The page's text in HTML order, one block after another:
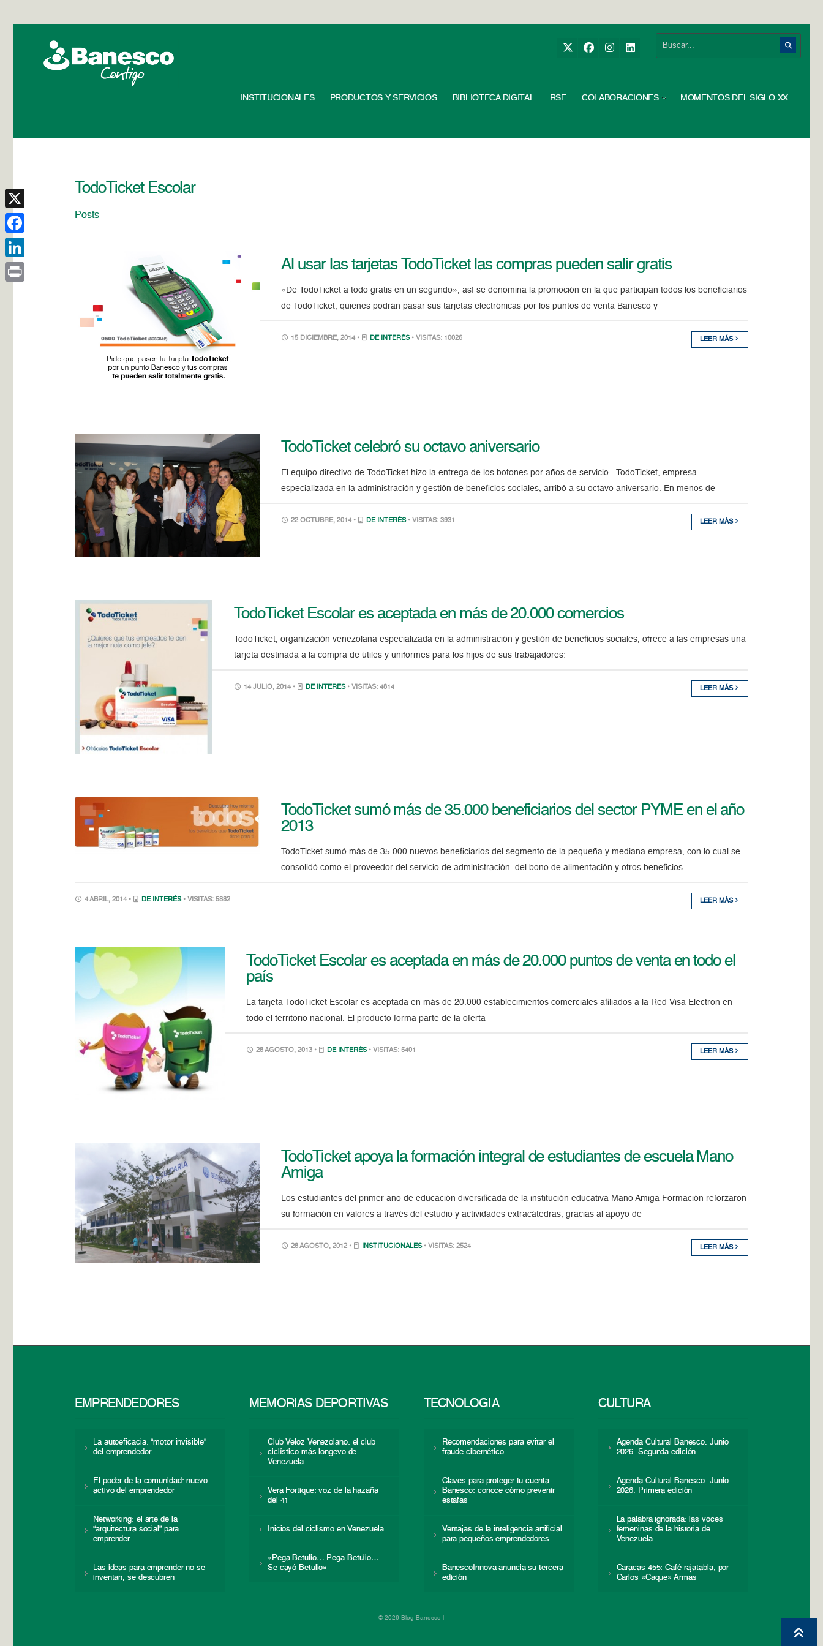
INSTITUCIONALES PRODUCTOS Y SERVICIOS BIBLIOTECA DIGITAL RSE COLABORACIONES MOMENTOS DEL SIGLO XX
TodoTicket Escolar
Posts
Al usar las tarjetas TodoTicket las compras pueden salir gratis
«De TodoTicket a todo gratis en un segundo», así se denomina la promoción en la que participan todos los beneficiarios
de TodoTicket, quienes podrán pasar sus tarjetas electrónicas por los puntos de venta Banesco y
15 DICIEMBRE, 2014 • DE INTERÉS • VISITAS: 10026 LEER MÁS
TodoTicket celebró su octavo aniversario
El equipo directivo de TodoTicket hizo la entrega de los botones por años de servicio TodoTicket, empresa
especializada en la administración y gestión de beneficios sociales, arribó a su octavo aniversario. En menos de
22 OCTUBRE, 2014 • DE INTERÉS • VISITAS: 3931 LEER MÁS
TodoTicket Escolar es aceptada en más de 20.000 comercios
TodoTicket, organización venezolana especializada en la administración y gestión de beneficios sociales, ofrece a las empresas una
tarjeta destinada a la compra de útiles y uniformes para los hijos de sus trabajadores:
14 JULIO, 2014 • DE INTERÉS • VISITAS: 4814 LEER MÁS
TodoTicket sumó más de 35.000 beneficiarios del sector PYME en el año
2013
TodoTicket sumó más de 35.000 nuevos beneficiarios del segmento de la pequeña y mediana empresa, con lo cual se
consolidó como el proveedor del servicio de administración del bono de alimentación y otros beneficios
4 ABRIL, 2014 • DE INTERÉS • VISITAS: 5882 LEER MÁS
TodoTicket Escolar es aceptada en más de 20.000 puntos de venta en todo el
país
La tarjeta TodoTicket Escolar es aceptada en más de 20.000 establecimientos comerciales afiliados a la Red Visa Electron en
todo el territorio nacional. El producto forma parte de la oferta
28 AGOSTO, 2013 • DE INTERÉS • VISITAS: 5401 LEER MÁS
TodoTicket apoya la formación integral de estudiantes de escuela Mano
Amiga
Los estudiantes del primer año de educación diversificada de la institución educativa Mano Amiga Formación reforzaron
su formación en valores a través del estudio y actividades extracátedras, gracias al apoyo de
28 AGOSTO, 2012 • INSTITUCIONALES • VISITAS: 2524 LEER MÁS
EMPRENDEDORES
La autoeficacia: “motor invisible”
del emprendedor
El poder de la comunidad: nuevo
activo del emprendedor
Networking: el arte de la
“arquitectura social” para
emprender
Las ideas para emprender no se
inventan, se descubren
MEMORIAS DEPORTIVAS
Club Veloz Venezolano: el club
ciclístico más longevo de
Venezuela
Vera Fortique: voz de la hazaña
del 41
Inicios del ciclismo en Venezuela
«Pega Betulio… Pega Betulio…
Se cayó Betulio»
TECNOLOGÍA
Recomendaciones para evitar el
fraude cibernético
Claves para proteger tu cuenta
Banesco: conoce cómo prevenir
estafas
Ventajas de la inteligencia artificial
para pequeños emprendedores
BanescoInnova anuncia su tercera
edición
CULTURA
Agenda Cultural Banesco. Junio
2026. Segunda edición
Agenda Cultural Banesco. Junio
2026. Primera edición
La palabra ignorada: las voces
femeninas de la historia de
Venezuela
Caracas 455: Café rajatabla, por
Carlos «Caque» Armas
© 2026 Blog Banesco |
X
Facebook
LinkedIn